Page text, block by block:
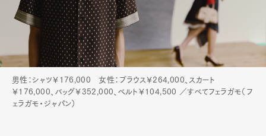
男性：シャツ￥176,000 女性：ブラウス￥264,000、スカート
￥176,000、バッグ￥352,000、ベルト￥104,500 ／すべてフェラガモ（フ
ェラガモ・ジャパン）